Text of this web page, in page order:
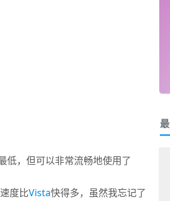
低，但可以非常流畅地使用了
度比Vista快得多，虽然我忘记了